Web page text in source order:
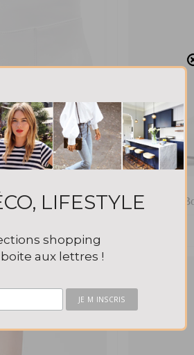
LIFESTYLE
shopping
aux lettres !